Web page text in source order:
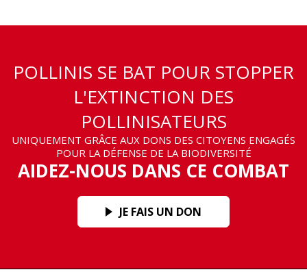
POLLINIS SE BAT POUR STOPPER
L'EXTINCTION DES
POLLINISATEURS
UNIQUEMENT GRÂCE AUX DONS DES CITOYENS ENGAGÉS
POUR LA DÉFENSE DE LA BIODIVERSITÉ
AIDEZ-NOUS DANS CE COMBAT
JE FAIS UN DON